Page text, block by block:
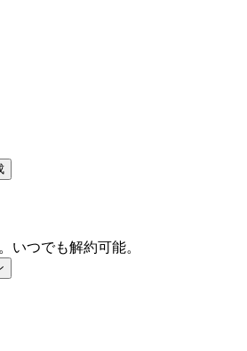
いつでも解約可能。